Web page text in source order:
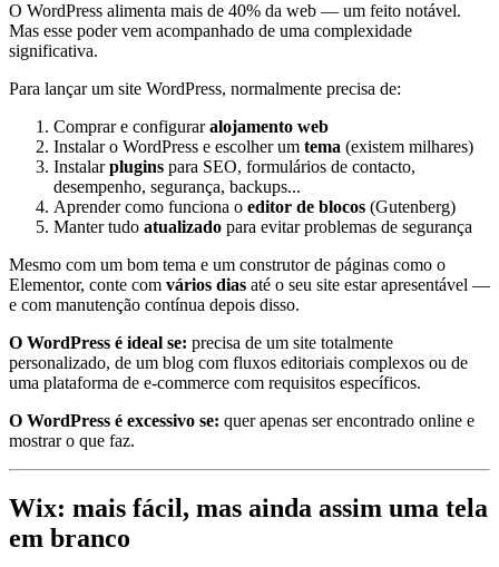
O WordPress alimenta mais de 40% da web — um feito notável.
Mas esse poder vem acompanhado de uma complexidade
significativa.
Para lançar um site WordPress, normalmente precisa de:
Comprar e configuraralojamento web
Instalar o WordPress e escolher um tema (existem milhares)
Instalarplugins para SEO, formulários de contacto,
desempenho, segurança, backups...
Aprender como funciona o editor de blocos (Gutenberg)
Manter tudo atualizado para evitar problemas de segurança
Mesmo com um bom tema e um construtor de páginas como o
Elementor, conte com vários dias até o seu site estar apresentável —
e com manutenção contínua depois disso.
O WordPress é ideal se: precisa de um site totalmente
personalizado, de um blog com fluxos editoriais complexos ou de
uma plataforma de e-commerce com requisitos específicos.
O WordPress é excessivo se: quer apenas ser encontrado online e
mostrar o que faz.
Wix: mais fácil, mas ainda assim uma tela
em branco